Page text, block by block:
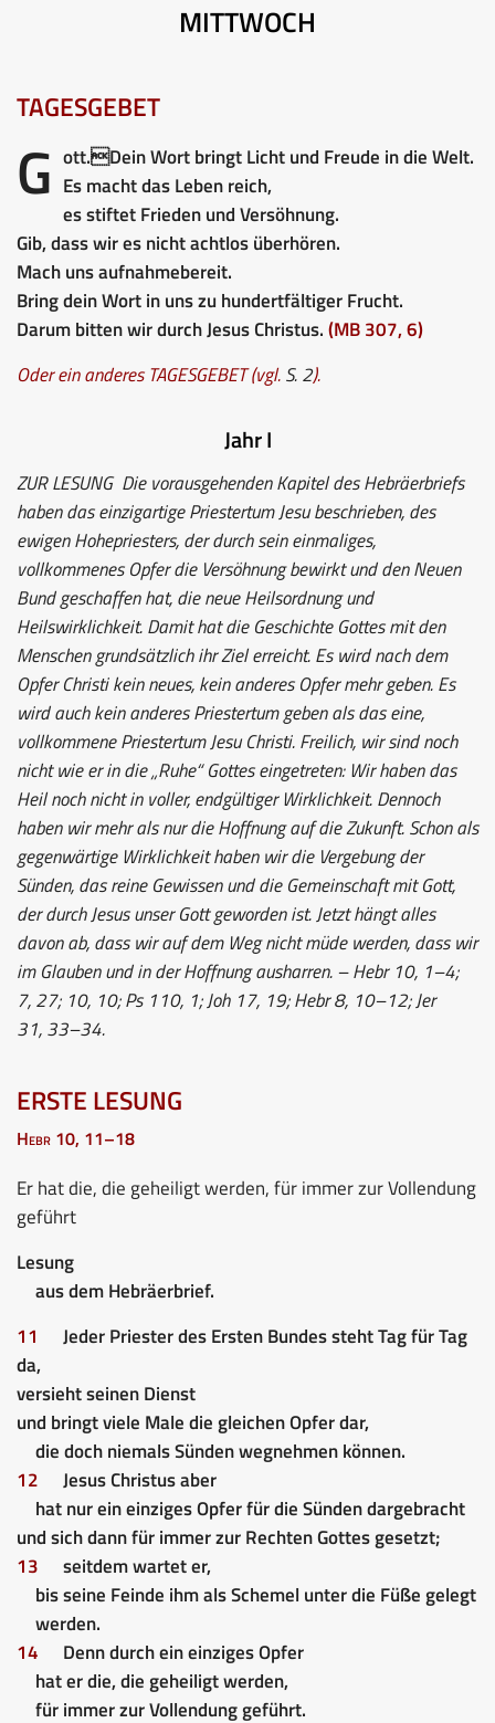
MITTWOCH
TAGESGEBET
G ott.Dein Wort bringt Licht und Freude in die Welt.
Es macht das Leben reich,
es stiftet Frieden und Versöhnung.
Gib, dass wir es nicht achtlos überhören.
Mach uns aufnahmebereit.
Bring dein Wort in uns zu hundertfältiger Frucht.
Darum bitten wir durch Jesus Christus.(MB 307, 6)
Oder ein anderes TAGESGEBET (vgl.S. 2).
Jahr I
ZUR LESUNGDie vorausgehenden Kapitel des Hebräerbriefs
haben das einzigartige Priestertum Jesu beschrieben, des
ewigen Hohepriesters, der durch sein einmaliges,
vollkommenes Opfer die Versöhnung bewirkt und den Neuen
Bund geschaffen hat, die neue Heilsordnung und
Heilswirklichkeit. Damit hat die Geschichte Gottes mit den
Menschen grundsätzlich ihr Ziel erreicht. Es wird nach dem
Opfer Christi kein neues, kein anderes Opfer mehr geben. Es
wird auch kein anderes Priestertum geben als das eine,
vollkommene Priestertum Jesu Christi. Freilich, wir sind noch
nicht wie er in die „Ruhe“ Gottes eingetreten: Wir haben das
Heil noch nicht in voller, endgültiger Wirklichkeit. Dennoch
haben wir mehr als nur die Hoffnung auf die Zukunft. Schon als
gegenwärtige Wirklichkeit haben wir die Vergebung der
Sünden, das reine Gewissen und die Gemeinschaft mit Gott,
der durch Jesus unser Gott geworden ist. Jetzt hängt alles
davon ab, dass wir auf dem Weg nicht müde werden, dass wir
im Glauben und in der Hoffnung ausharren. – Hebr 10, 1–4;
7, 27; 10, 10; Ps 110, 1; Joh 17, 19; Hebr 8, 10–12; Jer
31, 33–34.
ERSTE LESUNG
Hebr 10, 11–18
Er hat die, die geheiligt werden, für immer zur Vollendung
geführt
Lesung
aus dem Hebräerbrief.
11
Jeder Priester des Ersten Bundes steht Tag für Tag
da,
versieht seinen Dienst
und bringt viele Male die gleichen Opfer dar,
die doch niemals Sünden wegnehmen können.
12
Jesus Christus aber
hat nur ein einziges Opfer für die Sünden dargebracht
und sich dann für immer zur Rechten Gottes gesetzt;
13
seitdem wartet er,
bis seine Feinde ihm als Schemel unter die Füße gelegt
werden.
14
Denn durch ein einziges Opfer
hat er die, die geheiligt werden,
für immer zur Vollendung geführt.